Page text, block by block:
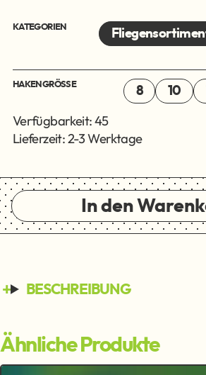
KATEGORIEN
HAKENGRÖSSE 8 10
Verfügbarkeit: 45
Lieferzeit: 2-3 Werktage
In den
BESCHREIBUNG
Ähnliche Produkte